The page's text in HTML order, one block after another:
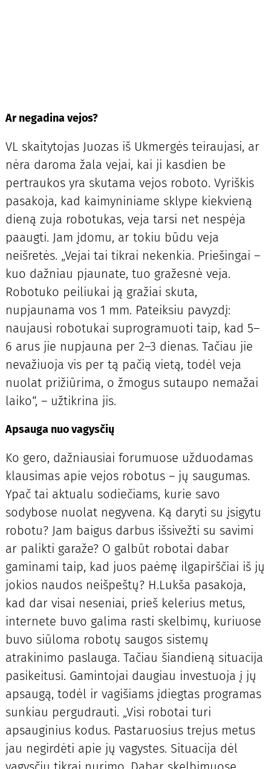
Ar negadina vejos?
VL skaitytojas Juozas iš Ukmergės teiraujasi, ar
nėra daroma žala vejai, kai ji kasdien be
pertraukos yra skutama vejos roboto. Vyriškis
pasakoja, kad kaimyniniame sklype kiekvieną
dieną zuja robotukas, veja tarsi net nespėja
paaugti. Jam įdomu, ar tokiu būdu veja
neišretės. „Vejai tai tikrai nekenkia. Priešingai –
kuo dažniau pjaunate, tuo gražesnė veja.
Robotuko peiliukai ją gražiai skuta,
nupjaunama vos 1 mm. Pateiksiu pavyzdį:
naujausi robotukai suprogramuoti taip, kad 5–
6 arus jie nupjauna per 2–3 dienas. Tačiau jie
nevažiuoja vis per tą pačią vietą, todėl veja
nuolat prižiūrima, o žmogus sutaupo nemažai
laiko“, – užtikrina jis.
Apsauga nuo vagysčių
Ko gero, dažniausiai forumuose užduodamas
klausimas apie vejos robotus – jų saugumas.
Ypač tai aktualu sodiečiams, kurie savo
sodybose nuolat negyvena. Ką daryti su įsigytu
robotu? Jam baigus darbus išsivežti su savimi
ar palikti garaže? O galbūt robotai dabar
gaminami taip, kad juos paėmę ilgapirščiai iš jų
jokios naudos neišpeštų? H.Lukša pasakoja,
kad dar visai neseniai, prieš kelerius metus,
internete buvo galima rasti skelbimų, kuriuose
buvo siūloma robotų saugos sistemų
atrakinimo paslauga. Tačiau šiandieną situacija
pasikeitusi. Gamintojai daugiau investuoja į jų
apsaugą, todėl ir vagišiams įdiegtas programas
sunkiau pergudrauti. „Visi robotai turi
apsauginius kodus. Pastaruosius trejus metus
jau negirdėti apie jų vagystes. Situacija dėl